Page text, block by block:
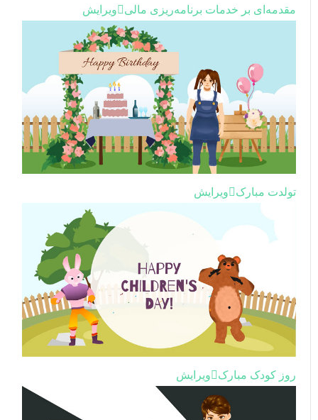
مقدمه‌ای بر خدمات برنامه‌ریزی مالی ویرایش
تولدت مبارک ویرایش
روز کودک مبارک ویرایش